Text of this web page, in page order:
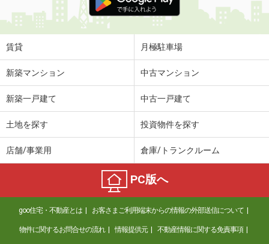
賃貸 月極駐車場
新築マンション 中古マンション
新築一戸建て 中古一戸建て
土地を探す 投資物件を探す
店舗/事業用 倉庫/トランクルーム
PC版へ
goo住宅・不動産とは お客さまご利用端末からの情報の外部送信について
物件に関するお問合せの流れ 情報提供元 不動産情報に関する免責事項